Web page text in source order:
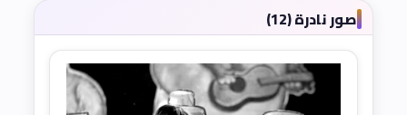
صور نادرة (12)